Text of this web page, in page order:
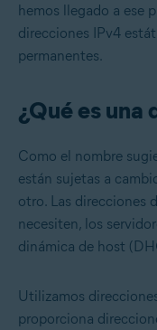
hemos llegado a ese
direcciones IPv4
permanentes.
¿Qué es una
Como el nombre
están sujetas a
otro. Las direcciones
necesiten, los
dinámica de host
Utilizamos
proporciona